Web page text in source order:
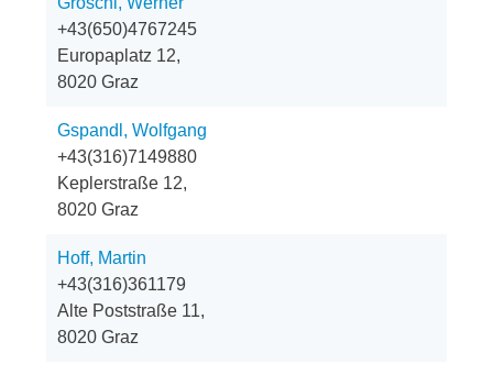
+43(650)4767245
Europaplatz 12,
8020 Graz
Gspandl, Wolfgang
+43(316)7149880
Keplerstraße 12,
8020 Graz
Hoff, Martin
+43(316)361179
Alte Poststraße 11,
8020 Graz